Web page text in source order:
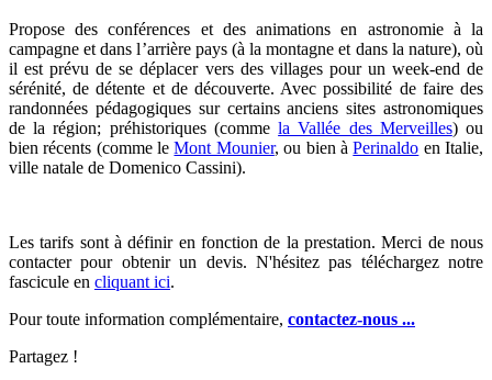
Propose des conférences et des animations en astronomie à la
campagne et dans l’arrière pays (à la montagne et dans la nature), où
il est prévu de se déplacer vers des villages pour un week-end de
sérénité, de détente et de découverte. Avec possibilité de faire des
randonnées pédagogiques sur certains anciens sites astronomiques
de la région; préhistoriques (commela Vallée des Merveilles) ou
bien récents (comme leMont Mounier, ou bien àPerinaldo en Italie,
ville natale de Domenico Cassini).
Les tarifs sont à définir en fonction de la prestation. Merci de nous
contacter pour obtenir un devis. N'hésitez pas téléchargez notre
fascicule en cliquant ici.
Pour toute information complémentaire, contactez-nous ...
Partagez !